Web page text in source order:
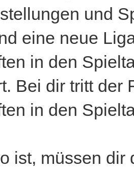
und
eine neue
in den
Bei dir tritt der
in den
ist, müssen